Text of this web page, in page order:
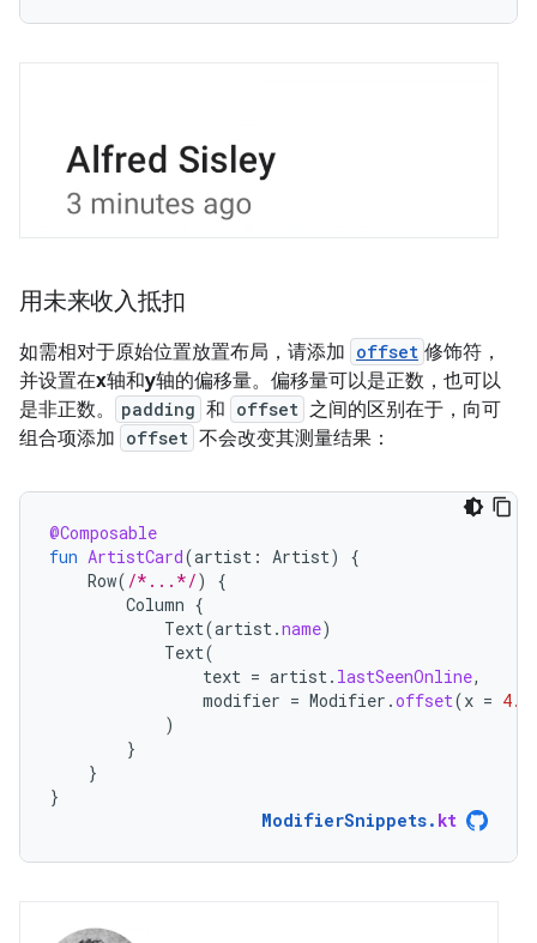
用未来收入抵扣
如需相对于原始位置放置布局，请添加 offset 修饰符，
并设置在x轴和y轴的偏移量。偏移量可以是正数，也可以
是非正数。
padding 和 offset 之间的区别在于，向可
组合项添加 offset 不会改变其测量结果：
@Composable
fun ArtistCard(artist : Artist)
{
Row( /*...*/)
{
Column {
Text(artist.name)
Text(
text = artist. lastSeenOnline,
modifier = Modifier .offset(x = 4.
)
}
}
}
ModifierSnippets. kt